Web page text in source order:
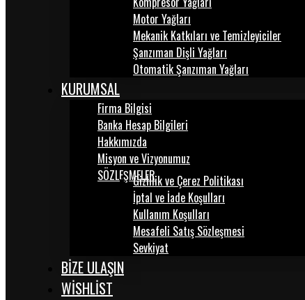
Motor Yağları
Mekanik Katkıları ve Temizleyiciler
Şanzıman Dişli Yağları
Otomatik Şanzıman Yağları
KURUMSAL
Firma Bilgisi
Banka Hesap Bilgileri
Hakkımızda
Misyon ve Vizyonumuz
SÖZLEŞMELERGizlilik ve Çerez Politikası
İptal ve İade Koşulları
Kullanım Koşulları
Mesafeli Satış Sözleşmesi
Sevkiyat
BİZE ULAŞIN
WISHLIST